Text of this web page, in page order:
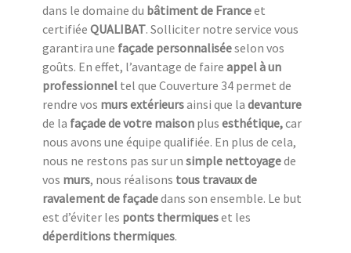
dans le domaine du bâtiment de Franceet
certifiée QUALIBAT. Solliciter notre service vous
garantira une façade personnaliséeselon vos
goûts. En effet, l’avantage de faire appel à un
professionnel tel que Couverture 34 permet de
rendre vos murs extérieursainsi que la devanture
de la façade de votre maison plus esthétique,car
nous avons une équipe qualifiée. En plus de cela,
nous ne restons pas sur un simple nettoyagede
vos murs, nous réalisons tous travaux de
ravalement de façadedans son ensemble. Le but
est d’éviter les ponts thermiqueset les
déperditions thermiques.